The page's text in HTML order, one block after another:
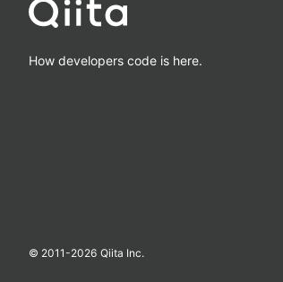
How developers code is here.
© 2011-2026 Qiita Inc.